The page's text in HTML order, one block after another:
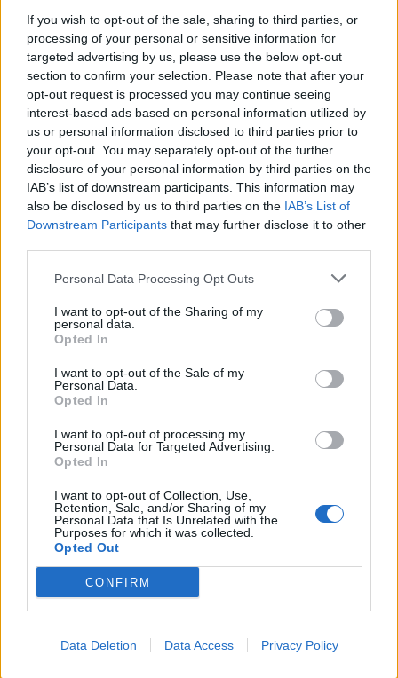
If you wish to opt-out of the sale, sharing to third parties, or
processing of your personal or sensitive information for
targeted advertising by us, please use the below opt-out
section to confirm your selection. Please note that after your
opt-out request is processed you may continue seeing
interest-based ads based on personal information utilized by
us or personal information disclosed to third parties prior to
your opt-out. You may separately opt-out of the further
disclosure of your personal information by third parties on the
IAB’s list of downstream participants. This information may
also be disclosed by us to third parties on the IAB’s List of
Downstream Participants that may further disclose it to other
Personal Data Processing Opt Outs
I want to opt-out of the Sharing of my
personal data.
Opted In
I want to opt-out of the Sale of my
Personal Data.
Opted In
I want to opt-out of processing my
Personal Data for Targeted Advertising.
Opted In
I want to opt-out of Collection, Use,
Retention, Sale, and/or Sharing of my
Personal Data that Is Unrelated with the
Purposes for which it was collected.
Opted Out
CONFIRM
Data Deletion Data Access Privacy Policy
Chaussettes obligatoires. Nourriture et boissons de
l'extérieur sont interdites dans le Parc.
Durant la période scolaire : Mercredi, Samedi,
Dimanche de 10h à 19h et le Vendredi de 16h à 19h.
Ouvert tous les jours de 10h à 19h pendant les
vacances scolaires et de 10h à 18h en juillet et août.
INFORMATIONS PRATIQUES
DATES ET HORAIRES
Du 6 novembre 2019 au 15 novembre 2024
Parc C L'Aventure Toulouse
2 Rue de l'Egalite
Calcul d'itinéraire